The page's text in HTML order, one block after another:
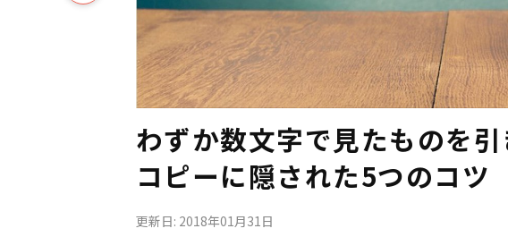
わずか数文字で見たものを
コピーに隠された5つのコツ
更新日: 2018年01月31日